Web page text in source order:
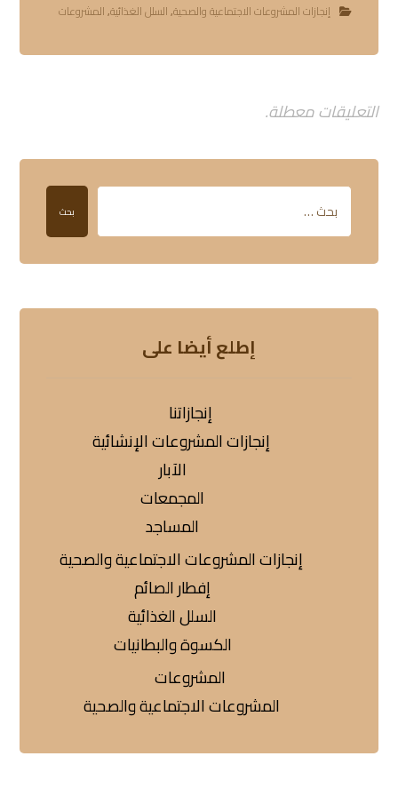
إنجازات المشروعات الاجتماعية والصحية,السلل الغذائية,المشروعات
التعليقات معطلة.
بحث
إطلع أيضا على
إنجازاتنا
إنجازات المشروعات الإنشائية
الآبار
المجمعات
المساجد
إنجازات المشروعات الاجتماعية والصحية
إفطار الصائم
السلل الغذائية
الكسوة والبطانيات
المشروعات
المشروعات الاجتماعية والصحية